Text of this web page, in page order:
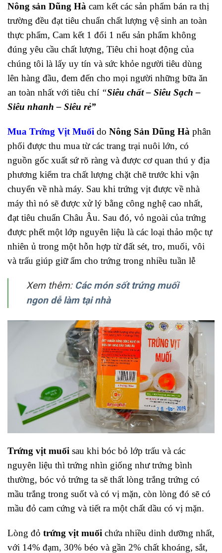
Nông sản Dũng Hà cam kết các sản phẩm bán ra thị
trường đều đạt tiêu chuẩn chất lượng vệ sinh an toàn
thực phẩm, Cam kết 1 đổi 1 nếu sản phẩm không
đúng yêu cầu chất lượng, Tiêu chi hoạt động của
chúng tôi là lấy uy tín và sức khỏe người tiêu dùng
lên hàng đầu, đem đến cho mọi người những bữa ăn
an toàn nhất với tiêu chí “Siêu chất – Siêu Sạch –
Siêu nhanh – Siêu rẻ”
Mua Trứng Vịt Muối do Nông Sản Dũng Hà phân
phối được thu mua từ các trang trại nuôi lớn, có
nguồn gốc xuất sứ rõ ràng và được cơ quan thú y địa
phương kiểm tra chất lượng chặt chẽ trước khi vận
chuyển về nhà máy. Sau khi trứng vịt được về nhà
máy thì nó sẽ được xử lý bằng công nghệ cao nhất,
đạt tiêu chuẩn Châu Âu. Sau đó, vỏ ngoài của trứng
được phết một lớp nguyên liệu là các loại thảo mộc tự
nhiên ủ trong một hỗn hợp từ đất sét, tro, muối, vôi
và trấu giúp giữ ẩm cho trứng trong nhiều tuần lễ
Xem thêm: Các món sốt trứng muối
ngon dễ làm tại nhà
Trứng vịt muối sau khi bóc bỏ lớp trấu và các
nguyên liệu thì trứng nhìn giống như trứng bình
thường, bóc vỏ trứng ta sẽ thất lòng trắng trứng có
mầu trắng trong suốt và có vị mặn, còn lòng đó sẽ có
mầu đỏ cam cứng và tiết ra một chất dầu có vị mặn.
Lòng đỏ trứng vịt muối chứa nhiều dinh dưỡng nhất,
với 14% đạm, 30% béo và gần 2% chất khoáng, sắt,